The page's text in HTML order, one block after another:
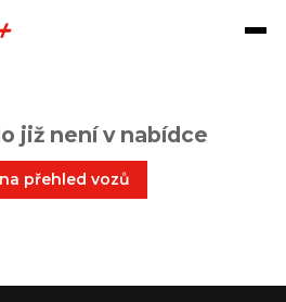
již není v nabídce
přehled vozů